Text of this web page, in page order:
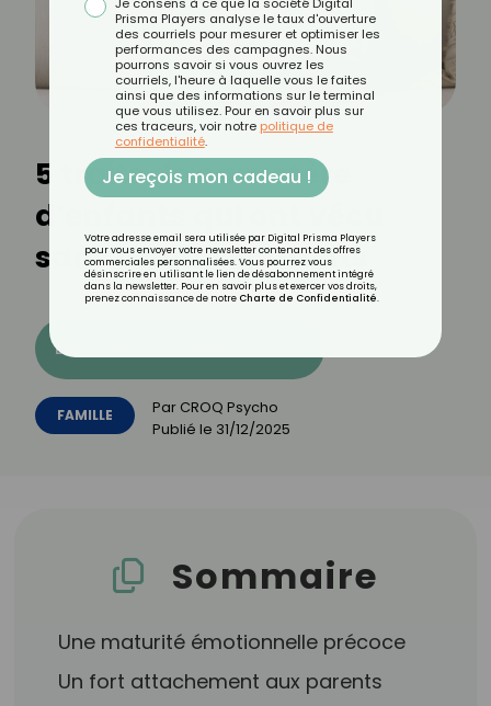
5 traits de caractère
d’enfants qui ont vécu
sans grands-parents
Découvrez les 11 menus CROQ
FAMILLE Par CROQ Psycho
Publié le 31/12/2025
Sommaire
Une maturité émotionnelle précoce
Un fort attachement aux parents
Prisma Players analyse le taux d'ouverture
des courriels pour mesurer et optimiser les
performances des campagnes. Nous
pourrons savoir si vous ouvrez les
courriels, l'heure à laquelle vous le faites
ainsi que des informations sur le terminal
que vous utilisez. Pour en savoir plus sur
ces traceurs, voir notre politique de
confidentialité.
Je reçois mon cadeau !
Votre adresse email sera utilisée par Digital Prisma Players
pour vous envoyer votre newsletter contenant des offres
commerciales personnalisées. Vous pourrez vous
désinscrire en utilisant le lien de désabonnement intégré
dans la newsletter. Pour en savoir plus et exercer vos droits,
prenez connaissance de notre Charte de Confidentialité.